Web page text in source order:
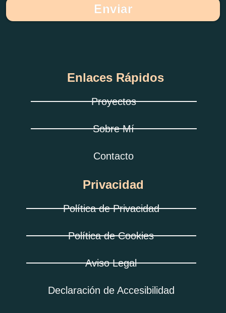
Enviar
Enlaces Rápidos
Proyectos
Sobre Mí
Contacto
Privacidad
Política de Privacidad
Política de Cookies
Aviso Legal
Declaración de Accesibilidad